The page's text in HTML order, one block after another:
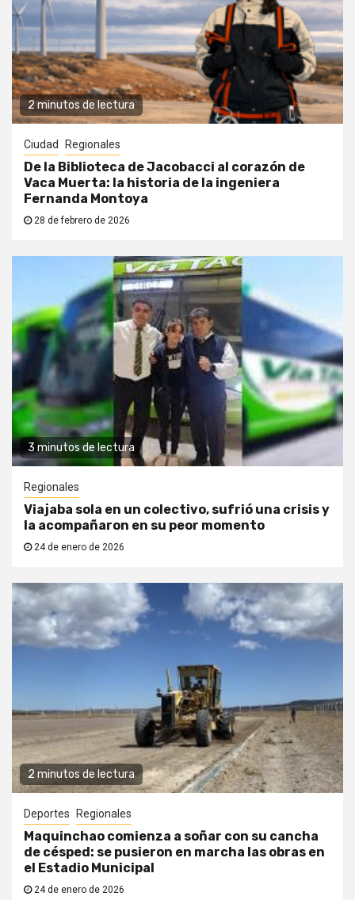
2 minutos de lectura
Ciudad Regionales
De la Biblioteca de Jacobacci al corazón de
Vaca Muerta: la historia de la ingeniera
Fernanda Montoya
28 de febrero de 2026
3 minutos de lectura
Regionales
Viajaba sola en un colectivo, sufrió una crisis y
la acompañaron en su peor momento
24 de enero de 2026
2 minutos de lectura
Deportes Regionales
Maquinchao comienza a soñar con su cancha
de césped: se pusieron en marcha las obras en
el Estadio Municipal
24 de enero de 2026